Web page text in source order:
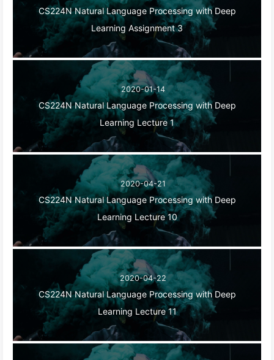
CS224N Natural Language Processing with Deep
Learning Assignment 3
2020-01-14
CS224N Natural Language Processing with Deep
Learning Lecture 1
2020-04-21
CS224N Natural Language Processing with Deep
Learning Lecture 10
2020-04-22
CS224N Natural Language Processing with Deep
Learning Lecture 11